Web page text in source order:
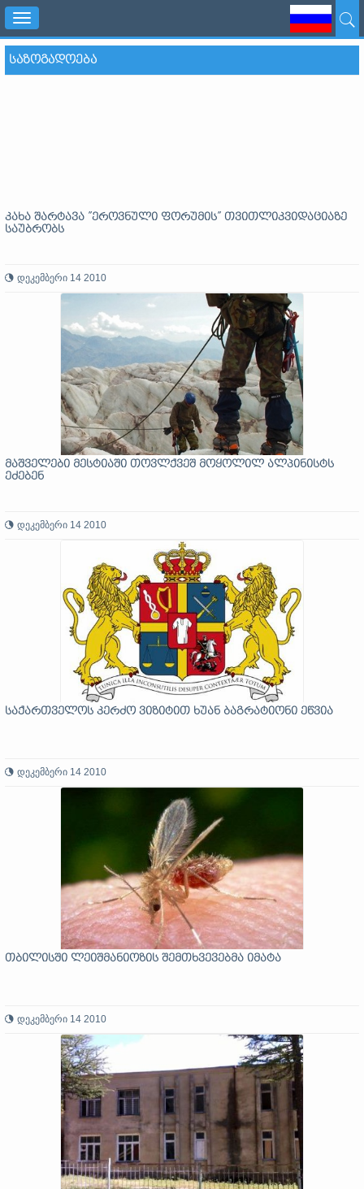
Toggle
navigation
ᲡᲐᲖᲝᲒᲐᲓᲝᲔᲑᲐ
კახა შარტავა ”ეროვნული ფორუმის” თვითლიკვიდაციაზე
საუბრობს
დეკემბერი 14 2010
მაშველები მესტიაში თოვლქვეშ მოყოლილ ალპინისტს
ეძებენ
დეკემბერი 14 2010
საქართველოს კერძო ვიზიტით ხუან ბაგრატიონი ეწვია
დეკემბერი 14 2010
თბილისში ლეიშმანიოზის შემთხვევებმა იმატა
დეკემბერი 14 2010